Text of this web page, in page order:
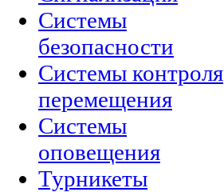
Системы
безопасности
Системы контроля
перемещения
Системы
оповещения
Турникеты